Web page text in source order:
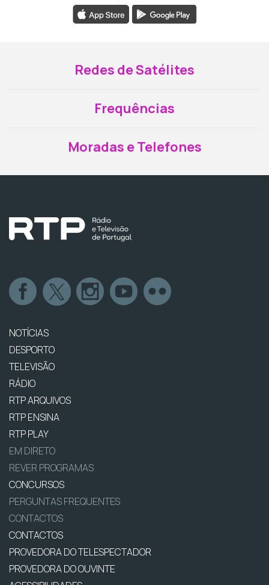
Redes de Satélites
Frequências
Moradas e Telefones
NOTÍCIAS
DESPORTO
TELEVISÃO
RÁDIO
RTP ARQUIVOS
RTP ENSINA
RTP PLAY
EM DIRETO
REVER PROGRAMAS
CONCURSOS
PERGUNTAS FREQUENTES
CONTACTOS
CONTACTOS
PROVEDORA DO TELESPECTADOR
PROVEDORA DO OUVINTE